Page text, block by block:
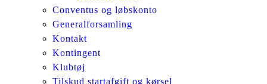
Conventus og løbskonto
Generalforsamling
Kontakt
Kontingent
Klubtøj
Tilskud startafgift og kørsel